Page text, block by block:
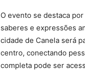
O evento se destaca
saberes e expressões
cidade de Canela será
centro, conectando
completa pode ser